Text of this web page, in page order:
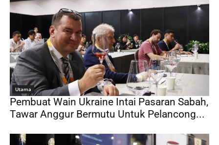
Utama
Pembuat Wain Ukraine Intai Pasaran Sabah,
Tawar Anggur Bermutu Untuk Pelancong...